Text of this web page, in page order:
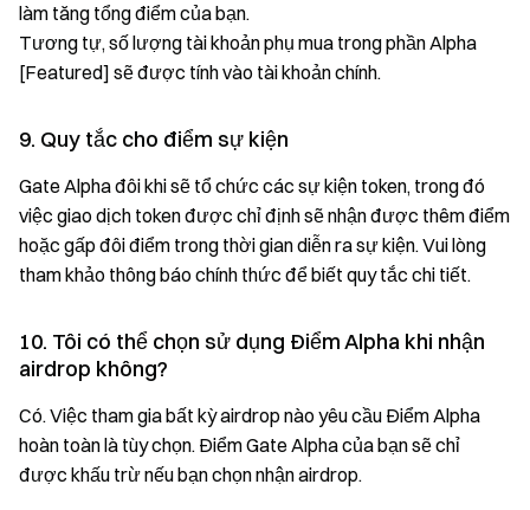
làm tăng tổng điểm của bạn.
Tương tự, số lượng tài khoản phụ mua trong phần Alpha
[Featured] sẽ được tính vào tài khoản chính.
9. Quy tắc cho điểm sự kiện
Gate Alpha đôi khi sẽ tổ chức các sự kiện token, trong đó
việc giao dịch token được chỉ định sẽ nhận được thêm điểm
hoặc gấp đôi điểm trong thời gian diễn ra sự kiện. Vui lòng
tham khảo thông báo chính thức để biết quy tắc chi tiết.
10. Tôi có thể chọn sử dụng Điểm Alpha khi nhận
airdrop không?
Có. Việc tham gia bất kỳ airdrop nào yêu cầu Điểm Alpha
hoàn toàn là tùy chọn. Điểm Gate Alpha của bạn sẽ chỉ
được khấu trừ nếu bạn chọn nhận airdrop.